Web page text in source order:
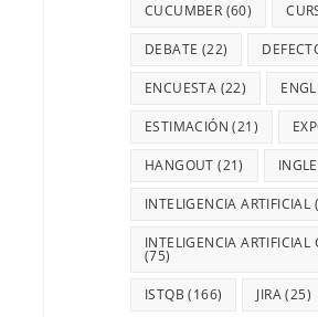
CUCUMBER (60)
DEBATE (22)
ENCUESTA (22)
ESTIMACIÓN (21)
HANGOUT (21)
INTELIGENCIA ARTIFICIAL
INTELIGENCIA ARTIFICIAL
(75)
ISTQB (166) JIRA(25)